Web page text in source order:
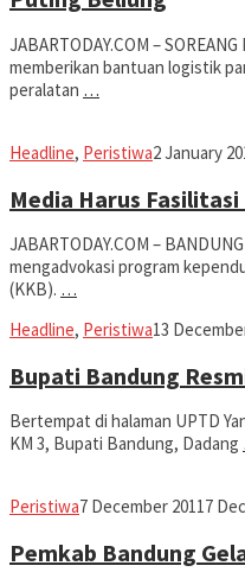
JABARTODAY.COM –
memberikan bantuan logistik
peralatan …
Headline, PeristiwaJabar
2 January
Media Harus
JABARTODAY.COM –
mengadvokasi program
(KKB). …
Headline, Peristiwafahruszf
13
Bupati Bandung
Bertempat di halaman UPTD
KM 3, Bupati Bandung, Dadang
Peristiwafahruszf
7 December 20117
Pemkab Bandung